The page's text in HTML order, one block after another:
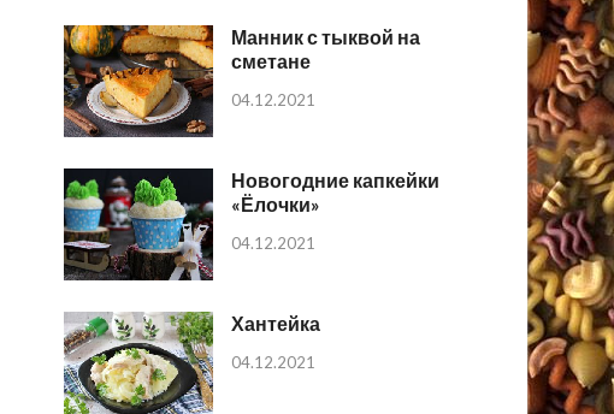
Манник с тыквой на
сметане
04.12.2021
Новогодние капкейки
«Ёлочки»
04.12.2021
Хантейка
04.12.2021